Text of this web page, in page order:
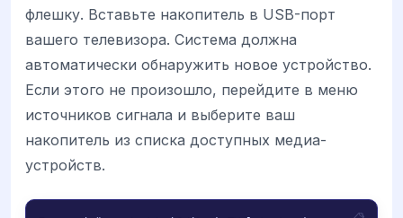
флешку. Вставьте накопитель в USB-порт
вашего телевизора. Система должна
автоматически обнаружить новое устройство.
Если этого не произошло, перейдите в меню
источников сигнала и выберите ваш
накопитель из списка доступных медиа-
устройств.